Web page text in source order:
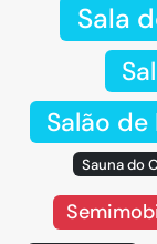
Sala
Salão de
Sauna do